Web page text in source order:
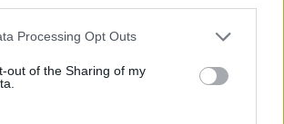
Processing Opt Outs
out of the Sharing of my
teigiama, kad pinigus A.
dabar jau nušalintas